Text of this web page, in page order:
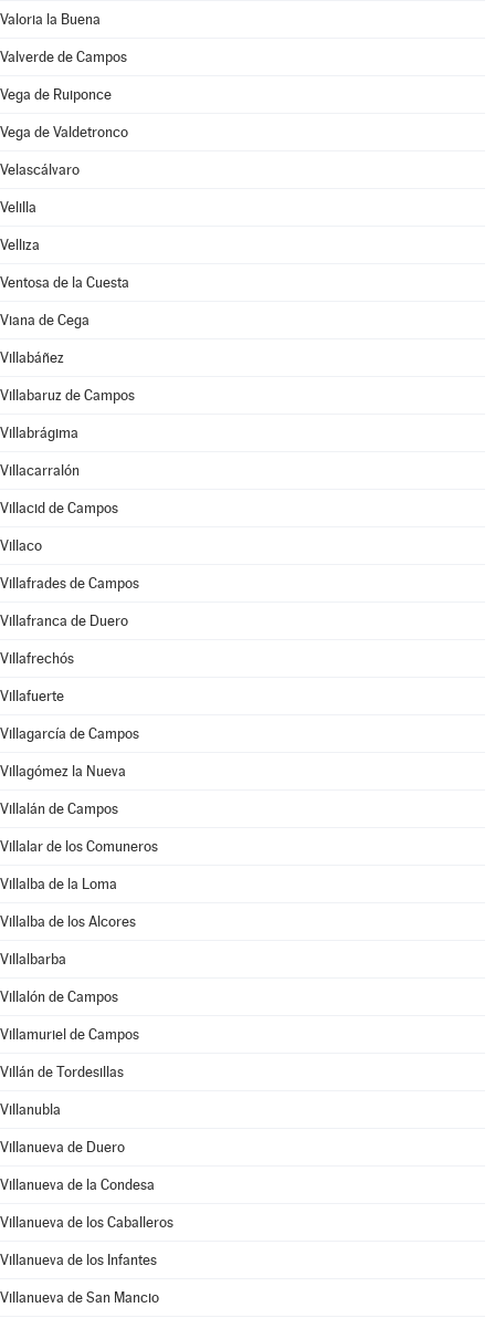
Valoria la Buena
Valverde de Campos
Vega de Ruiponce
Vega de Valdetronco
Velascálvaro
Velilla
Velliza
Ventosa de la Cuesta
Viana de Cega
Villabáñez
Villabaruz de Campos
Villabrágima
Villacarralón
Villacid de Campos
Villaco
Villafrades de Campos
Villafranca de Duero
Villafrechós
Villafuerte
Villagarcía de Campos
Villagómez la Nueva
Villalán de Campos
Villalar de los Comuneros
Villalba de la Loma
Villalba de los Alcores
Villalbarba
Villalón de Campos
Villamuriel de Campos
Villán de Tordesillas
Villanubla
Villanueva de Duero
Villanueva de la Condesa
Villanueva de los Caballeros
Villanueva de los Infantes
Villanueva de San Mancio